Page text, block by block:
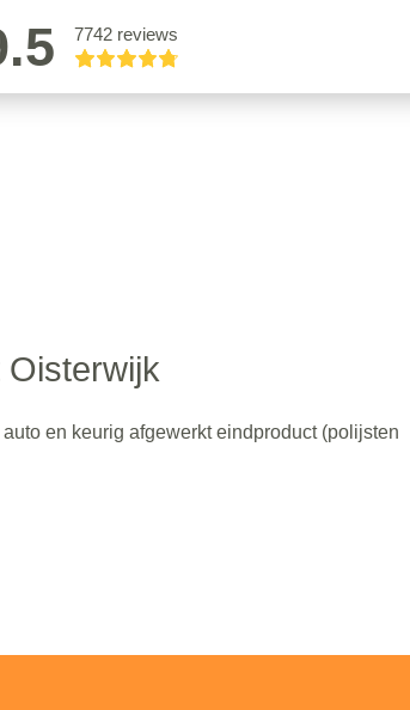
7742 reviews
en keurig afgewerkt eindproduct (polijsten